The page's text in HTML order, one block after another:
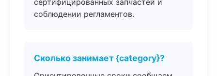
сертифицированных запчастей и
соблюдении регламентов.
Сколько занимает {category}?